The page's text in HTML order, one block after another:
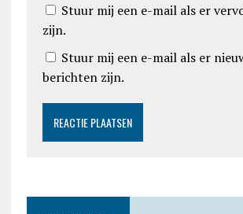
Stuur mij een e-mail als er
zijn.
Stuur mij een e-mail als er
berichten zijn.